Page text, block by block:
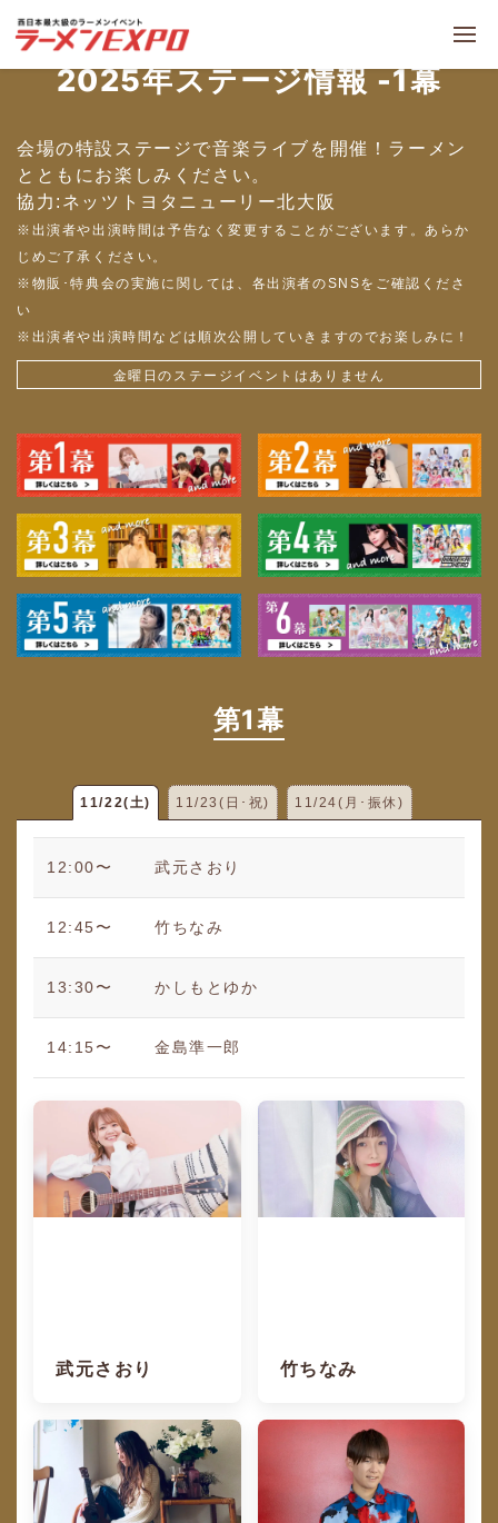
2025年ステージ情報 -1幕
会場の特設ステージで音楽ライブを開催！ラーメン
とともにお楽しみください。
協力:ネッツトヨタニューリー北大阪
※出演者や出演時間は予告なく変更することがございます。あらか
じめご了承ください。
※物販･特典会の実施に関しては、各出演者のSNSをご確認くださ
い
※出演者や出演時間などは順次公開していきますのでお楽しみに！
金曜日のステージイベントはありません
第1幕
11/22(土) 11/23(日･祝) 11/24(月･振休)
12:00〜 武元さおり
12:45〜 竹ちなみ
13:30〜 かしもとゆか
14:15〜 金島準一郎
武元さおり 竹ちなみ